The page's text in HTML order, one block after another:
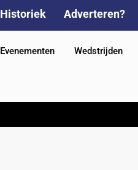
Historiek Adverteren?
Evenementen Wedstrijden